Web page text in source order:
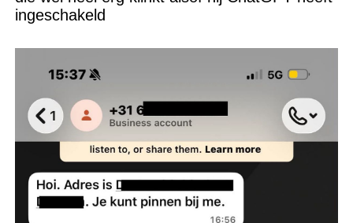
ingeschakeld